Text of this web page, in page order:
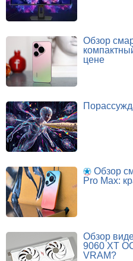
Обзор
цене
Обзор
Pro Max:
Обзор
9060 XT
VRAM?